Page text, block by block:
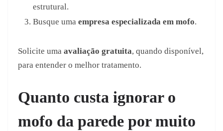
estrutural.
Busque uma empresa especializada em mofo.
Solicite uma avaliação gratuita, quando disponível,
para entender o melhor tratamento.
Quanto custa ignorar o
mofo da parede por muito